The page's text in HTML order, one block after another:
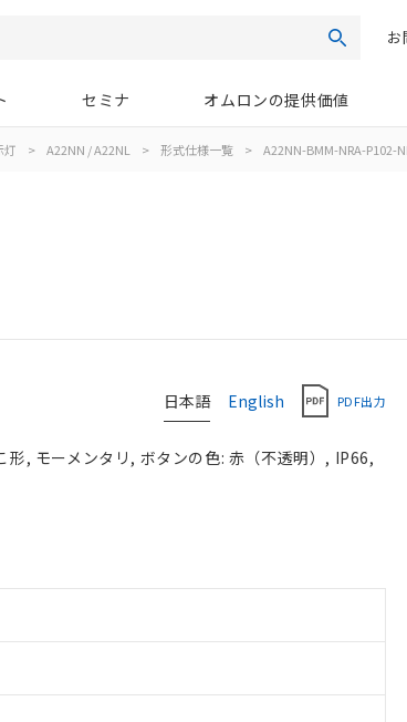
検索お
セミナ オムロンの提供価値
灯 > A22NN / A22NL > 形式仕様一覧 > A22NN-BMM-NRA-P102-
日本語 English PDF出力
, モーメンタリ, ボタンの色: 赤（不透明）, IP66,